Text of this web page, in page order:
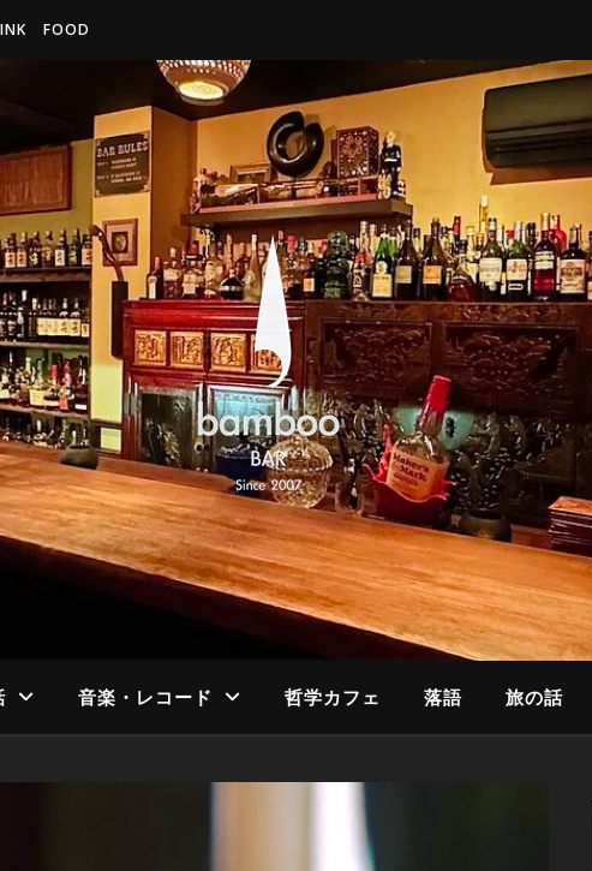
FOOD
音楽・レコード 哲学カフェ 落語 旅の話